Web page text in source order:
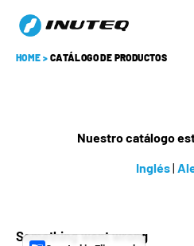
HOME > CATÁLOGO DE PRODUCTOS
Nuestro catálogo
Inglés|